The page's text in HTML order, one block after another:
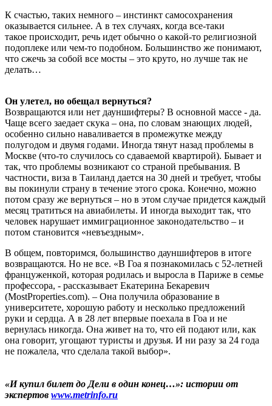
К счастью, таких немного – инстинкт самосохранения
оказывается сильнее. А в тех случаях, когда все-таки
такое происходит, речь идет обычно о какой-то религиозной
подоплеке или чем-то подобном. Большинство же понимают,
что сжечь за собой все мосты – это круто, но лучше так не
делать…
Он улетел, но обещал вернуться?
Возвращаются или нет дауншифтеры? В основной массе - да.
Чаще всего заедает скука – она, по словам знающих людей,
особенно сильно наваливается в промежутке между
полугодом и двумя годами. Иногда тянут назад проблемы в
Москве (что-то случилось со сдаваемой квартирой). Бывает и
так, что проблемы возникают со страной пребывания. В
частности, виза в Таиланд дается на 30 дней и требует, чтобы
вы покинули страну в течение этого срока. Конечно, можно
потом сразу же вернуться – но в этом случае придется каждый
месяц тратиться на авиабилеты. И иногда выходит так, что
человек нарушает иммиграционное законодательство – и
потом становится «невъездным».
В общем, повторимся, большинство дауншифтеров в итоге
возвращаются. Но не все. «В Гоа я познакомилась с 52-летней
француженкой, которая родилась и выросла в Париже в семье
профессора, - рассказывает Екатерина Бекаревич
(MostProperties.com). – Она получила образование в
университете, хорошую работу и несколько предложений
руки и сердца. А в 28 лет впервые поехала в Гоа и не
вернулась никогда. Она живет на то, что ей подают или, как
она говорит, угощают туристы и друзья. И ни разу за 24 года
не пожалела, что сделала такой выбор».
«И купил билет до Дели в один конец…»: истории от
экспертов www.metrinfo.ru